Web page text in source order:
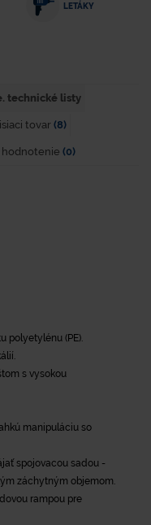
LETÁKY
technické listy
tovar (8)
hodnotenie (0)
polyetylénu (PE).
s vysokou
manipuláciu so
spojovacou sadou -
záchytným objemom.
rampou pre